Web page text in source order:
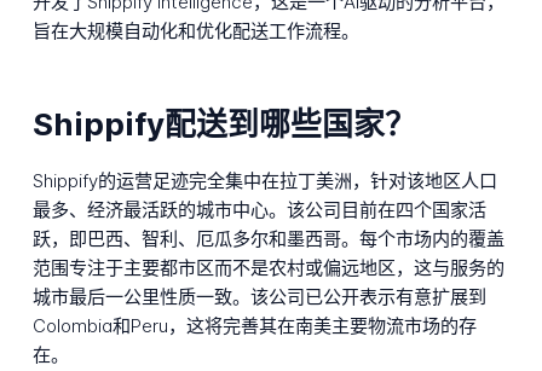
旨在大规模自动化和优化配送工作流程。
Shippify配送到哪些国家？
Shippify的运营足迹完全集中在拉丁美洲，针对该地区人口
最多、经济最活跃的城市中心。该公司目前在四个国家活
跃，即巴西、智利、厄瓜多尔和墨西哥。每个市场内的覆盖
范围专注于主要都市区而不是农村或偏远地区，这与服务的
城市最后一公里性质一致。该公司已公开表示有意扩展到
Colombia和Peru，这将完善其在南美主要物流市场的存
在。